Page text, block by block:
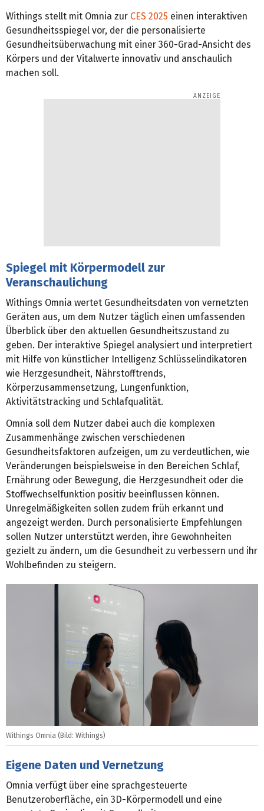
Withings stellt mit Omnia zur CES 2025 einen interaktiven
Gesundheitsspiegel vor, der die personalisierte
Gesundheitsüberwachung mit einer 360-Grad-Ansicht des
Körpers und der Vitalwerte innovativ und anschaulich
machen soll.
Spiegel mit Körpermodell zur
Veranschaulichung
Withings Omnia wertet Gesundheitsdaten von vernetzten
Geräten aus, um dem Nutzer täglich einen umfassenden
Überblick über den aktuellen Gesundheitszustand zu
geben. Der interaktive Spiegel analysiert und interpretiert
mit Hilfe von künstlicher Intelligenz Schlüsselindikatoren
wie Herzgesundheit, Nährstofftrends,
Körperzusammensetzung, Lungenfunktion,
Aktivitätstracking und Schlafqualität.
Omnia soll dem Nutzer dabei auch die komplexen
Zusammenhänge zwischen verschiedenen
Gesundheitsfaktoren aufzeigen, um zu verdeutlichen, wie
Veränderungen beispielsweise in den Bereichen Schlaf,
Ernährung oder Bewegung, die Herzgesundheit oder die
Stoffwechselfunktion positiv beeinflussen können.
Unregelmäßigkeiten sollen zudem früh erkannt und
angezeigt werden. Durch personalisierte Empfehlungen
sollen Nutzer unterstützt werden, ihre Gewohnheiten
gezielt zu ändern, um die Gesundheit zu verbessern und ihr
Wohlbefinden zu steigern.
Withings Omnia (Bild: Withings)
Eigene Daten und Vernetzung
Omnia verfügt über eine sprachgesteuerte
Benutzeroberfläche, ein 3D-Körpermodell und eine